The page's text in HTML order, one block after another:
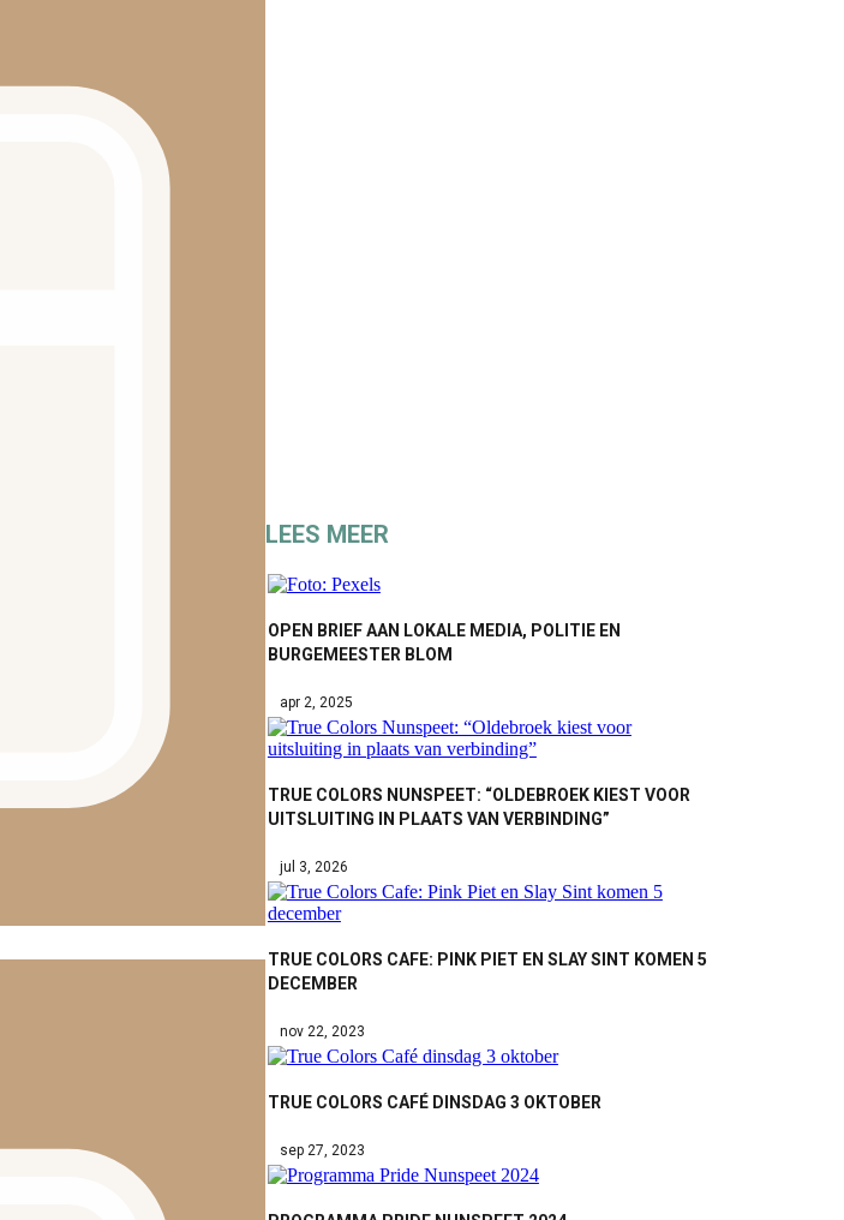
LEES MEER
OPEN BRIEF AAN LOKALE MEDIA, POLITIE EN
BURGEMEESTER BLOM
apr 2, 2025
TRUE COLORS NUNSPEET: “OLDEBROEK KIEST VOOR
UITSLUITING IN PLAATS VAN VERBINDING”
jul 3, 2026
TRUE COLORS CAFE: PINK PIET EN SLAY SINT KOMEN 5
DECEMBER
nov 22, 2023
TRUE COLORS CAFÉ DINSDAG 3 OKTOBER
sep 27, 2023